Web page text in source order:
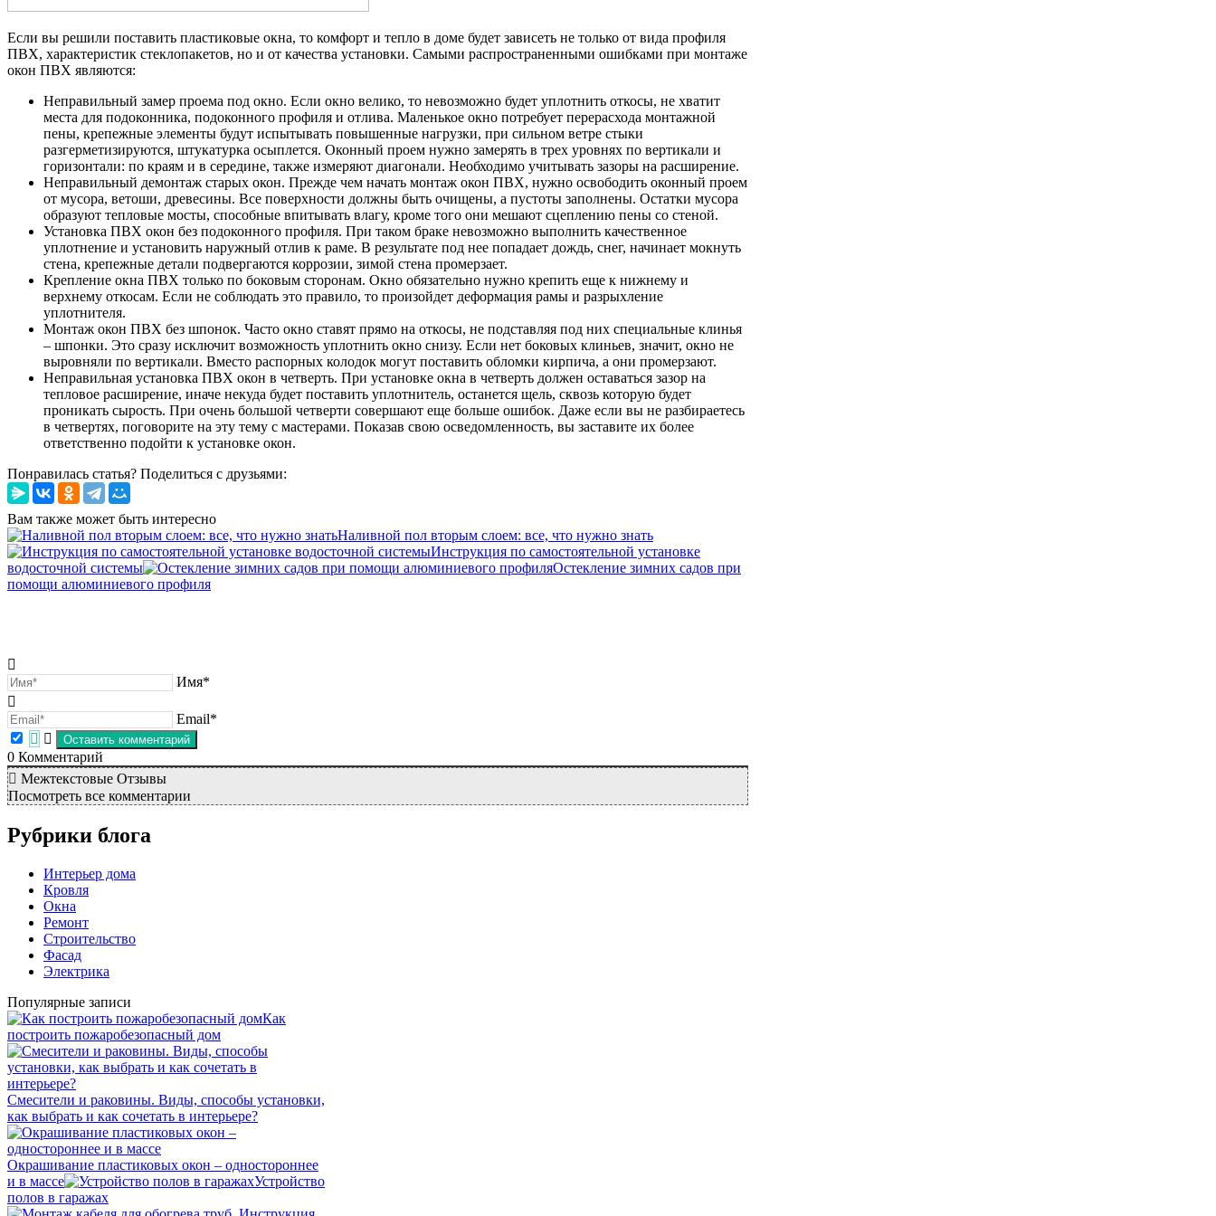
Если вы решили поставить пластиковые окна, то комфорт и тепло в доме будет зависеть не только от вида профиля
ПВХ, характеристик стеклопакетов, но и от качества установки. Самыми распространенными ошибками при монтаже
окон ПВХ являются:
Неправильный замер проема под окно. Если окно велико, то невозможно будет уплотнить откосы, не хватит
места для подоконника, подоконного профиля и отлива. Маленькое окно потребует перерасхода монтажной
пены, крепежные элементы будут испытывать повышенные нагрузки, при сильном ветре стыки
разгерметизируются, штукатурка осыплется. Оконный проем нужно замерять в трех уровнях по вертикали и
горизонтали: по краям и в середине, также измеряют диагонали. Необходимо учитывать зазоры на расширение.
Неправильный демонтаж старых окон. Прежде чем начать монтаж окон ПВХ, нужно освободить оконный проем
от мусора, ветоши, древесины. Все поверхности должны быть очищены, а пустоты заполнены. Остатки мусора
образуют тепловые мосты, способные впитывать влагу, кроме того они мешают сцеплению пены со стеной.
Установка ПВХ окон без подоконного профиля. При таком браке невозможно выполнить качественное
уплотнение и установить наружный отлив к раме. В результате под нее попадает дождь, снег, начинает мокнуть
стена, крепежные детали подвергаются коррозии, зимой стена промерзает.
Крепление окна ПВХ только по боковым сторонам. Окно обязательно нужно крепить еще к нижнему и
верхнему откосам. Если не соблюдать это правило, то произойдет деформация рамы и разрыхление
уплотнителя.
Монтаж окон ПВХ без шпонок. Часто окно ставят прямо на откосы, не подставляя под них специальные клинья
– шпонки. Это сразу исключит возможность уплотнить окно снизу. Если нет боковых клиньев, значит, окно не
выровняли по вертикали. Вместо распорных колодок могут поставить обломки кирпича, а они промерзают.
Неправильная установка ПВХ окон в четверть. При установке окна в четверть должен оставаться зазор на
тепловое расширение, иначе некуда будет поставить уплотнитель, останется щель, сквозь которую будет
проникать сырость. При очень большой четверти совершают еще больше ошибок. Даже если вы не разбираетесь
в четвертях, поговорите на эту тему с мастерами. Показав свою осведомленность, вы заставите их более
ответственно подойти к установке окон.
Понравилась статья? Поделиться с друзьями:
Вам также может быть интересно
Наливной пол вторым слоем: все, что нужно знать
Инструкция по самостоятельной установке
водосточной системы
Остекление зимних садов при
помощи алюминиевого профиля
Имя*
Email*
0 Комментарий
Межтекстовые Отзывы
Посмотреть все комментарии
Рубрики блога
Интерьер дома
Кровля
Окна
Ремонт
Строительство
Фасад
Электрика
Популярные записи
Как
построить пожаробезопасный дом
Смесители и раковины. Виды, способы установки,
как выбрать и как сочетать в интерьере?
Окрашивание пластиковых окон – одностороннее
и в массе
Устройство
полов в гаражах